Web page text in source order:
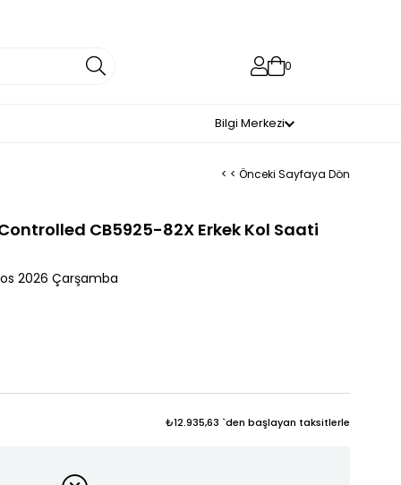
0
Bilgi Merkezi
< < Önceki Sayfaya Dön
CB5925-82X Erkek Kol Saati
2026 Çarşamba
₺12.935,63 `den başlayan taksitlerle